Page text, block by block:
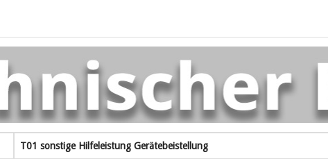
T01 sonstige Hilfeleistung Gerätebeistellung